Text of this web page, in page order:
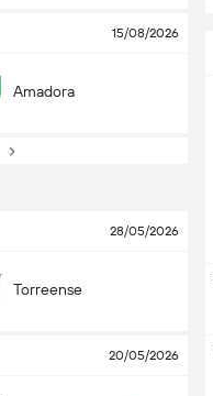
15/08/2026
Amadora
28/05/2026
Torreense
20/05/2026